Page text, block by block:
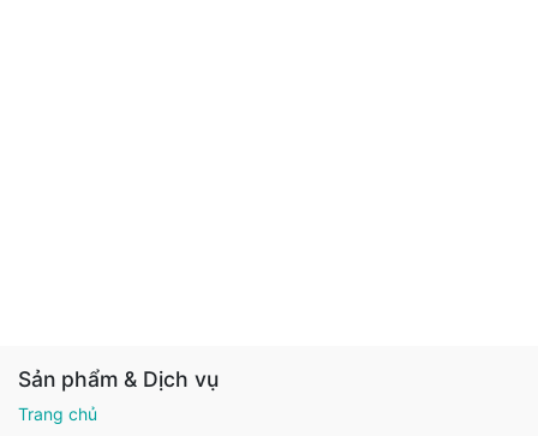
Sản phẩm & Dịch vụ
Trang chủ